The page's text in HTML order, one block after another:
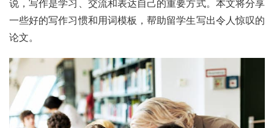
说，写作是学习、交流和表达自己的重要方式。本文将分享
一些好的写作习惯和用词模板，帮助留学生写出令人惊叹的
论文。